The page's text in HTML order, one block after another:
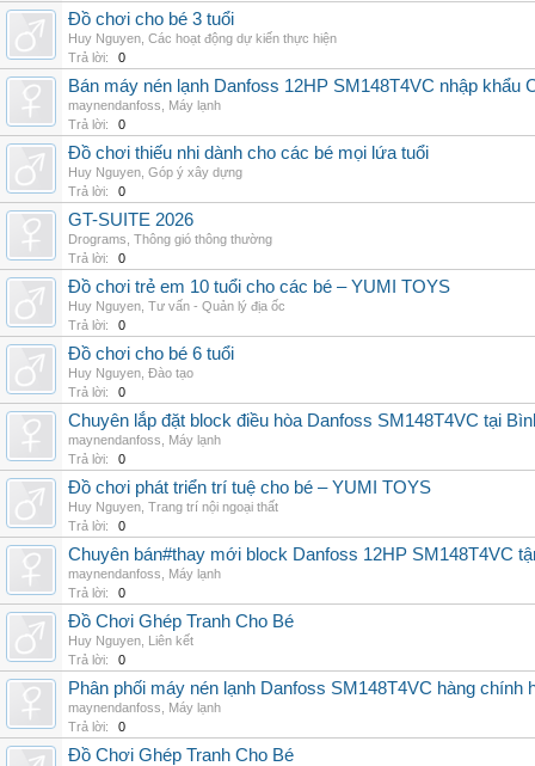
Đồ chơi cho bé 3 tuổi
Huy Nguyen Các hoạt động dự kiến thực hiện
Trả lời:
0
Bán máy nén lạnh Danfoss 12HP SM148T4VC nhập khẩu
maynendanfoss
Máy lạnh
Trả lời:
0
Đồ chơi thiếu nhi dành cho các bé mọi lứa tuổi
Huy Nguyen Góp ý xây dựng
Trả lời:
0
GT-SUITE 2026
Drograms Thông gió thông thường
Trả lời:
0
Đồ chơi trẻ em 10 tuổi cho các bé – YUMI TOYS
Huy Nguyen Tư vấn - Quản lý địa ốc
Trả lời:
0
Đồ chơi cho bé 6 tuổi
Huy Nguyen Đào tạo
Trả lời:
0
Chuyên lắp đặt block điều hòa Danfoss SM148T4VC tại
maynendanfoss
Máy lạnh
Trả lời:
0
Đồ chơi phát triển trí tuệ cho bé – YUMI TOYS
Huy Nguyen Trang trí nội ngoại thất
Trả lời:
0
Chuyên bán#thay mới block Danfoss 12HP SM148T4VC
maynendanfoss
Máy lạnh
Trả lời:
0
Đồ Chơi Ghép Tranh Cho Bé
Huy Nguyen Liên kết
Trả lời:
0
Phân phối máy nén lạnh Danfoss SM148T4VC hàng chính
maynendanfoss
Máy lạnh
Trả lời:
0
Đồ Chơi Ghép Tranh Cho Bé